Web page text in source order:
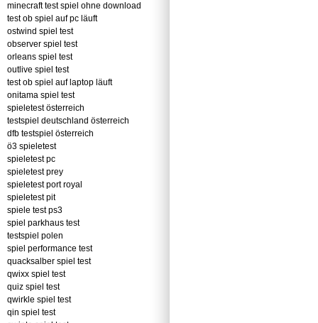
minecraft test spiel ohne download
test ob spiel auf pc läuft
ostwind spiel test
observer spiel test
orleans spiel test
outlive spiel test
test ob spiel auf laptop läuft
onitama spiel test
spieletest österreich
testspiel deutschland österreich
dfb testspiel österreich
ö3 spieletest
spieletest pc
spieletest prey
spieletest port royal
spieletest pit
spiele test ps3
spiel parkhaus test
testspiel polen
spiel performance test
quacksalber spiel test
qwixx spiel test
quiz spiel test
qwirkle spiel test
qin spiel test